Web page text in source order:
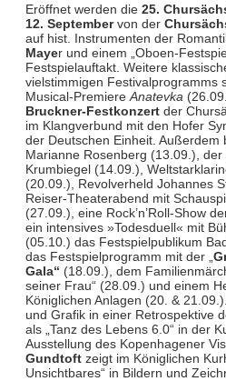
Eröffnet werden die 25.
12. Septembervon der
auf hist. Instrumenten der
Mayer und einem „Oboen-
Festspielauftakt. Weitere
vielstimmigen Festivalprogramms
Musical-Premiere Anatevka
Bruckner-Festkonzertder
im Klangverbund mit den Hofer
der Deutschen Einheit. Außerdem
Marianne Rosenberg (13.09.), der
Krumbiegel (14.09.),
(20.09.), Revolverheld Johannes
Reiser-Theaterabend mit
(27.09.), eine Rock’n’Roll-Show
ein intensives »Todesduell« mit
(05.10.) das Festspielpublikum
das Festspielprogramm mit der „
Gala“ (18.09.), dem
seiner Frau“ (28.09.) und einem
Königlichen Anlagen (20. &
und Grafik in einer Retrospektive
als „Tanz des Lebens 6.0“ in der
Ausstellung des Kopenhagener
Gundtoftzeigt im Königlichen
Unsichtbares“ in Bildern und